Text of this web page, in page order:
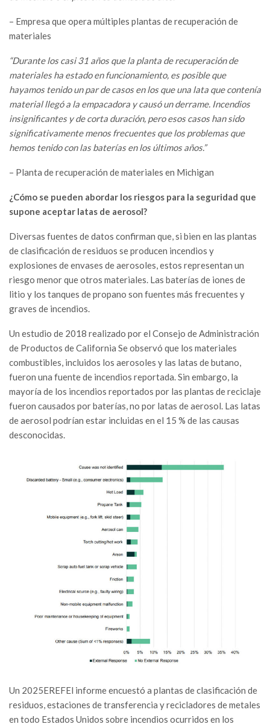
– Empresa que opera múltiples plantas de recuperación de
materiales
“Durante los casi 31 años que la planta de recuperación de
materiales ha estado en funcionamiento, es posible que
hayamos tenido un par de casos en los que una lata que contenía
material llegó a la empacadora y causó un derrame. Incendios
insignificantes y de corta duración, pero esos casos han sido
significativamente menos frecuentes que los problemas que
hemos tenido con las baterías en los últimos años.”
– Planta de recuperación de materiales en Michigan
¿Cómo se pueden abordar los riesgos para la seguridad que
supone aceptar latas de aerosol?
Diversas fuentes de datos confirman que, si bien en las plantas
de clasificación de residuos se producen incendios y
explosiones de envases de aerosoles, estos representan un
riesgo menor que otros materiales. Las baterías de iones de
litio y los tanques de propano son fuentes más frecuentes y
graves de incendios.
Un estudio de 2018 realizado por el Consejo de Administración
de Productos de California Se observó que los materiales
combustibles, incluidos los aerosoles y las latas de butano,
fueron una fuente de incendios reportada. Sin embargo, la
mayoría de los incendios reportados por las plantas de reciclaje
fueron causados por baterías, no por latas de aerosol. Las latas
de aerosol podrían estar incluidas en el 15 % de las causas
desconocidas.
Un 2025EREFEl informe encuestó a plantas de clasificación de
residuos, estaciones de transferencia y recicladores de metales
en todo Estados Unidos sobre incendios ocurridos en los